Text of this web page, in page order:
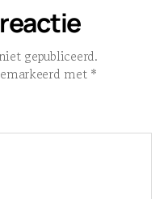
gepubliceerd.
met *